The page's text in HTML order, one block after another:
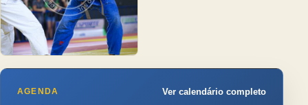
AGENDA Ver calendário completo